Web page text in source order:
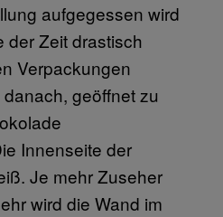
aufgegessen wird
der Zeit drastisch
Verpackungen
geöffnet zu
Innenseite der
Je mehr Zuseher
wird die Wand im